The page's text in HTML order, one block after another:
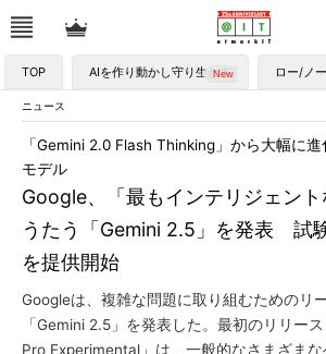
TOP AIを作り動かし守り生かす ロー/ノ
ニュース
Google、「最もインテリジェン
うたう「Gemini 2.5」を発表 試
を提供開始
「Gemini 2.0 Flash Thinking」から大幅に
モデル
Googleは、複雑な問題に取り組むためのリ
「Gemini 2.5」を発表した。最初のリリー
Pro Experimental」は、一般的なさまざま